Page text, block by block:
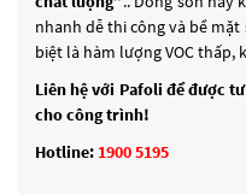
nhanh dễ thi công và bề
biệt là hàm lượng VOC thấp,
Liên hệ với Pafoli để được
cho công trình!
Hotline: 1900 5195